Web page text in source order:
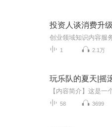
投资人谈消费升
1 2.1万
玩乐队的夏天|摇
58 3699